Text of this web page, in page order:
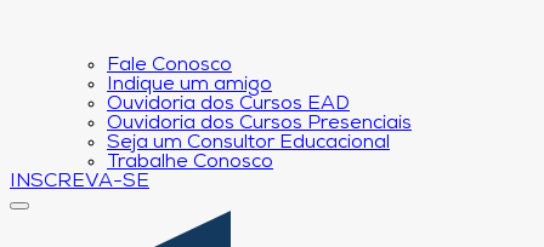
Fale Conosco
Indique um amigo
Ouvidoria dos Cursos EAD
Ouvidoria dos Cursos Presenciais
Seja um Consultor Educacional
Trabalhe Conosco
INSCREVA-SE